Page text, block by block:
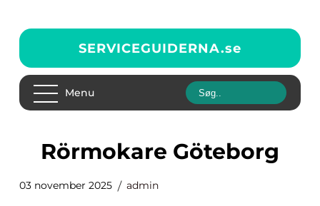
SERVICEGUIDERNA.se
Menu
rörmokare Göteborg
03 november 2025 admin